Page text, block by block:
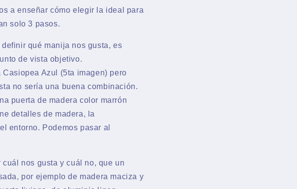
a enseñar cómo elegir la ideal para
solo 3 pasos.
qué manija nos gusta, es
de vista objetivo.
Azul (5ta imagen) pero
no sería una buena combinación.
puerta de madera color marrón
detalles de madera, la
entorno. Podemos pasar al
nos gusta y cuál no, que un
por ejemplo de madera maciza y